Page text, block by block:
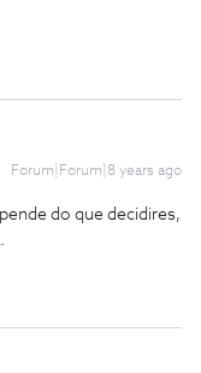
Forum|Forum|8 years ago
do que decidires,